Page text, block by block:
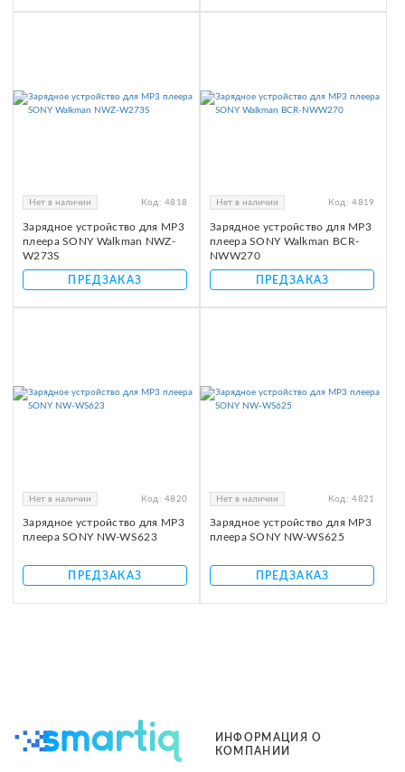
Нет в наличии Код: 4818
Зарядное устройство для MP3
плеера SONY Walkman NWZ-
W273S
ПРЕДЗАКАЗ
Нет в наличии Код: 4819
Зарядное устройство для MP3
плеера SONY Walkman BCR-
NWW270
ПРЕДЗАКАЗ
Нет в наличии Код: 4820
Зарядное устройство для MP3
плеера SONY NW-WS623
ПРЕДЗАКАЗ
Нет в наличии Код: 4821
Зарядное устройство для MP3
плеера SONY NW-WS625
ПРЕДЗАКАЗ
ИНФОРМАЦИЯ О
КОМПАНИИ